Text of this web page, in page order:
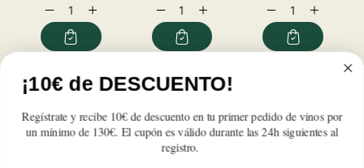
oferta
Reducir
cantidad
para
Vallegarcía
2024
Aumentar
cantidad
para
Vallegarcía
2024
Reducir
cantidad
para
Vallegarcía
2024
Aumentar
cantidad
para
Vallegarcía
2024
Reducir
cantidad
para
Vallegarcía
Aumentar
cantidad
para
Vallegarcía
Viognier
Reseñas de Clientes
Sé el primero en escribir una reseña
¡10€ de DESCUENTO!
Regístrate y recibe 10€ de descuento en tu primer pedido de vinos por
un mínimo de 130€. El cupón es válido durante las 24h siguientes al
registro.